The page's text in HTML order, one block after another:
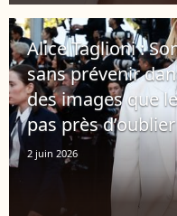
Alice Taglioni :
sans prévenir
des images que
pas près d’oublier
2 juin 2026